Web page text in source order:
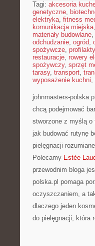
Tagi: akcesoria
genetyczne,
elektryka, fitness
komunikacja miejska,
materiały budowlane,
odchudzanie, ogród,
spożywcze,
restauracje, rowery
spożywczy, sprzęt
tarasy, transport,
wyposażenie kuchni,
johnmasters-
chcą podejmować
stworzone z myślą o
jak budować rutynę
pielęgnacji
Polecamy Estée
przewodnim bloga
polska.pl pomaga
oczyszczaniem, a
dlaczego jeden
do pielęgnacji, która